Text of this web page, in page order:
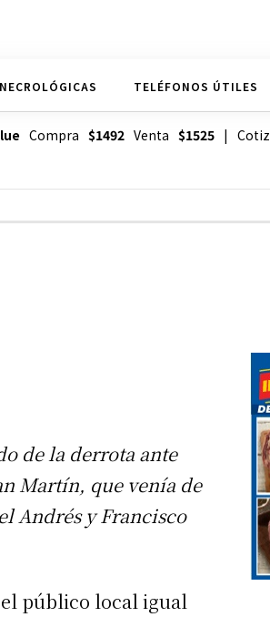
TELÉFONOS ÚTILES
Compra $1492Venta $1525|
de la derrota ante
Martín, que venía de
Andrés y Francisco
público local igual